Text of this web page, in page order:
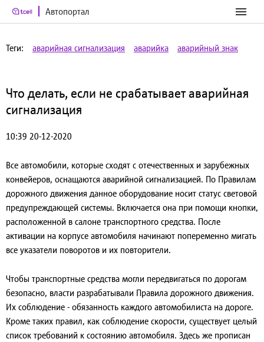
Автопортал
Теги: аварийная сигнализация аварийка аварийный знак
Что делать, если не срабатывает аварийная
сигнализация
10:39 20-12-2020
Все автомобили, которые сходят с отечественных и зарубежных
конвейеров, оснащаются аварийной сигнализацией. По Правилам
дорожного движения данное оборудование носит статус световой
предупреждающей системы. Включается она при помощи кнопки,
расположенной в салоне транспортного средства. После
активации на корпусе автомобиля начинают попеременно мигать
все указатели поворотов и их повторители.
Чтобы транспортные средства могли передвигаться по дорогам
безопасно, власти разрабатывали Правила дорожного движения.
Их соблюдение - обязанность каждого автомобилиста на дороге.
Кроме таких правил, как соблюдение скорости, существует целый
список требований к состоянию автомобиля. Здесь же прописан